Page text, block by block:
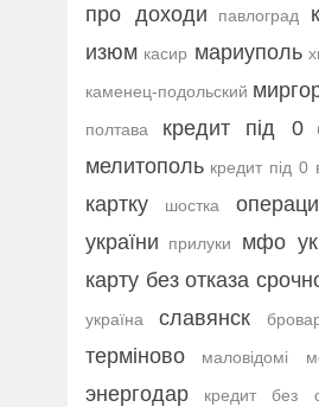
про доходи
павлоград
изюм касир мариуполь
каменец-подольский
полтава кредит під 0
мелитополь кредит під 0
картку шостка
україни
прилуки
мфо
карту без отказа
україна славянск
терміново маловідомі
энергодар кредит без